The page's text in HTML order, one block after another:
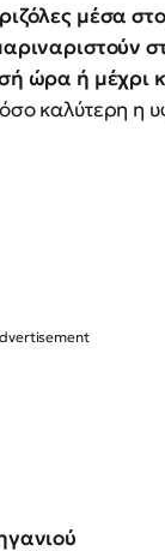
μέσα
ώρα ή μέχρι
καλύτερη η